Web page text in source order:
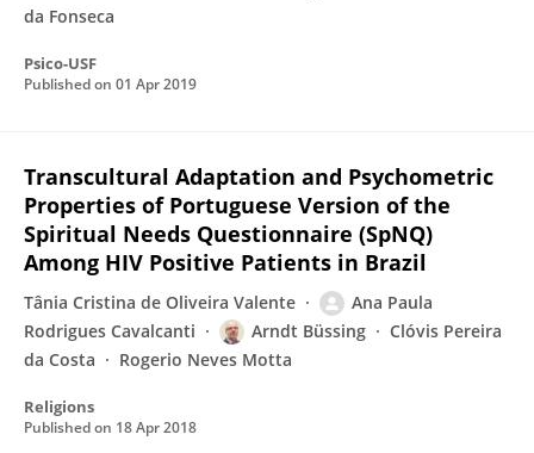
da Fonseca
Psico-USF
Published on 01 Apr 2019
Transcultural Adaptation and Psychometric
Properties of Portuguese Version of the
Spiritual Needs Questionnaire (SpNQ)
Among HIV Positive Patients in Brazil
Tânia Cristina de Oliveira Valente
Ana Paula
Rodrigues Cavalcanti
Arndt Büssing
Clóvis Pereira
da Costa
Rogerio Neves Motta
Religions
Published on 18 Apr 2018